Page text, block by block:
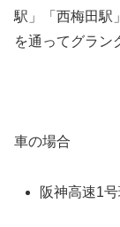
駅」
「西梅田駅
を通ってグラン
車の場合
阪神高速1